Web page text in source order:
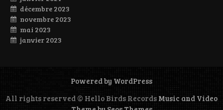
décembre 2023
novembre 2023
mai 2023
janvier 2023
Powered by WordPress
All rights reserved © Hello Birds Records Music and Video